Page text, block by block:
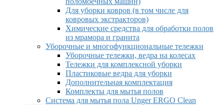
Для уборки ковров (в том числе для
ковровых экстракторов)
Химические средства для обработки полов
из мрамора и гранита
Уборочные и многофункциональные тележки
Уборочные тележки, ведра на колесах
Тележки для комплексной уборки
Пластиковые ведра для уборки
Дополнительная комплектация
Комплекты для мытья полов
Система для мытья пола Unger ERGO Clean